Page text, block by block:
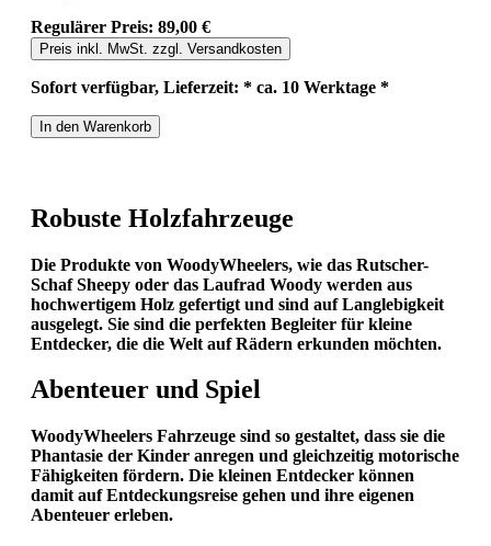
Regulärer Preis: 89,00 €
Preis inkl. MwSt. zzgl. Versandkosten
Sofort verfügbar, Lieferzeit: * ca. 10 Werktage *
In den Warenkorb
Robuste Holzfahrzeuge
Die Produkte von WoodyWheelers, wie das Rutscher-
Schaf Sheepy oder das Laufrad Woody werden aus
hochwertigem Holz gefertigt und sind auf Langlebigkeit
ausgelegt. Sie sind die perfekten Begleiter für kleine
Entdecker, die die Welt auf Rädern erkunden möchten.
Abenteuer und Spiel
WoodyWheelers Fahrzeuge sind so gestaltet, dass sie die
Phantasie der Kinder anregen und gleichzeitig motorische
Fähigkeiten fördern. Die kleinen Entdecker können
damit auf Entdeckungsreise gehen und ihre eigenen
Abenteuer erleben.